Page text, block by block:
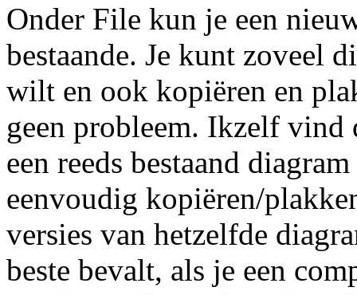
Onder File kun je een
bestaande. Je kunt zoveel
wilt en ook kopiëren en
geen probleem. Ikzelf
een reeds bestaand
eenvoudig kopiëren/
versies van hetzelfde
beste bevalt, als je een